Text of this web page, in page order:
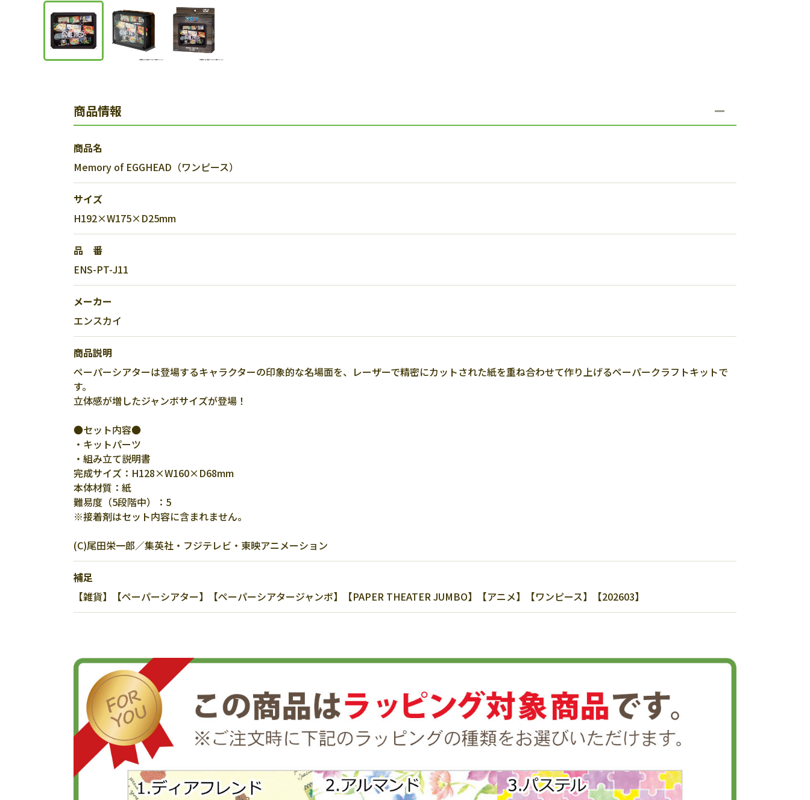
商品情報
商品名
Memory of EGGHEAD（ワンピース）
サイズ
H192×W175×D25mm
品 番
ENS-PT-J11
メーカー
エンスカイ
商品説明
ペーパーシアターは登場するキャラクターの印象的な名場面を、レーザーで精密にカットされた紙を重ね合わせて作り上げるペーパークラフトキットで
す。
立体感が増したジャンボサイズが登場！
●セット内容●
・キットパーツ
・組み立て説明書
完成サイズ：H128×W160×D68mm
本体材質：紙
難易度（5段階中）：5
※接着剤はセット内容に含まれません。
(C)尾田栄一郎／集英社・フジテレビ・東映アニメーション
補足
【雑貨】【ペーパーシアター】【ペーパーシアタージャンボ】【PAPER THEATER JUMBO】【アニメ】【ワンピース】【202603】